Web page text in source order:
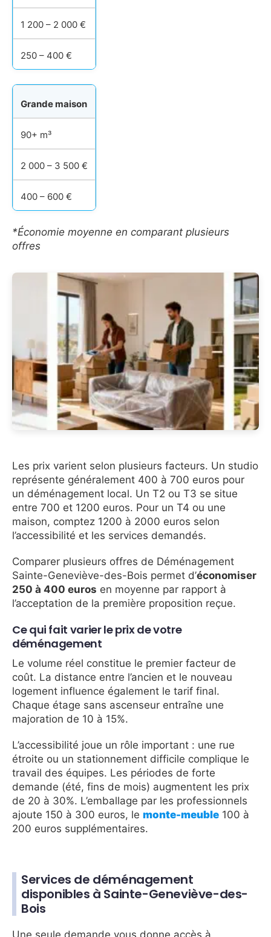
1 200 – 2 000 €
250 – 400 €
Grande maison
90+ m³
2 000 – 3 500 €
400 – 600 €
*Économie moyenne en comparant plusieurs
offres
Les prix varient selon plusieurs facteurs. Un studio
représente généralement 400 à 700 euros pour
un déménagement local. Un T2 ou T3 se situe
entre 700 et 1200 euros. Pour un T4 ou une
maison, comptez 1200 à 2000 euros selon
l’accessibilité et les services demandés.
Comparer plusieurs offres de Déménagement
Sainte-Geneviève-des-Bois permet d’économiser
250 à 400 euros en moyenne par rapport à
l’acceptation de la première proposition reçue.
Ce qui fait varier le prix de votre
déménagement
Le volume réel constitue le premier facteur de
coût. La distance entre l’ancien et le nouveau
logement influence également le tarif final.
Chaque étage sans ascenseur entraîne une
majoration de 10 à 15%.
L’accessibilité joue un rôle important : une rue
étroite ou un stationnement difficile complique le
travail des équipes. Les périodes de forte
demande (été, fins de mois) augmentent les prix
de 20 à 30%. L’emballage par les professionnels
ajoute 150 à 300 euros, le monte-meuble 100 à
200 euros supplémentaires.
Services de déménagement
disponibles à Sainte-Geneviève-des-
Bois
Une seule demande vous donne accès à